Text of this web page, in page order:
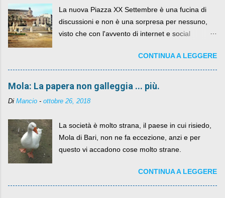
La nuova Piazza XX Settembre è una fucina di
discussioni e non è una sorpresa per nessuno,
visto che con l'avvento di internet e social
sua lasciandone anche traccia scritta nel web.
CONTINUA A LEGGERE
Mola: La papera non galleggia ... più.
Di Mancio - ottobre 26, 2018
La società è molto strana, il paese in cui risiedo,
Mola di Bari, non ne fa eccezione, anzi e per
questo vi accadono cose molto strane.
CONTINUA A LEGGERE